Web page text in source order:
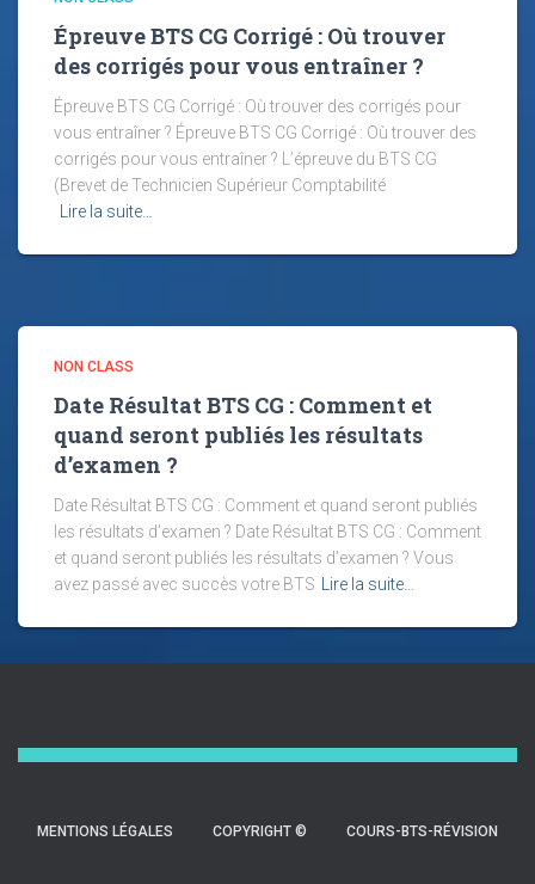
Épreuve BTS CG Corrigé : Où trouver
des corrigés pour vous entraîner ?
Épreuve BTS CG Corrigé : Où trouver des corrigés pour
vous entraîner ? Épreuve BTS CG Corrigé : Où trouver des
corrigés pour vous entraîner ? L’épreuve du BTS CG
(Brevet de Technicien Supérieur Comptabilité
Lire la suite…
NON CLASS
Date Résultat BTS CG : Comment et
quand seront publiés les résultats
d’examen ?
Date Résultat BTS CG : Comment et quand seront publiés
les résultats d’examen ? Date Résultat BTS CG : Comment
et quand seront publiés les résultats d’examen ? Vous
avez passé avec succès votre BTS
Lire la suite…
MENTIONS LÉGALES COPYRIGHT © COURS-BTS-RÉVISION